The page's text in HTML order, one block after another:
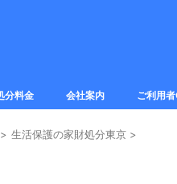
分料金 会社案内 ご利用
> 生活保護の家財処分東京 >